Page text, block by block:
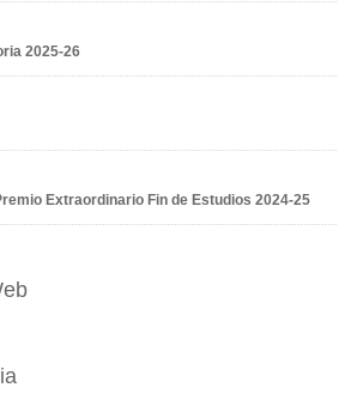
2025-26
Extraordinario Fin de Estudios 2024-25